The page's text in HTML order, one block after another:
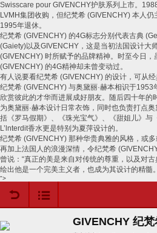
Swisscare pour GIVENCHY护肤系列上市。
LVMH集团收购，但纪梵希 (GIVENCHY) 本人仍
1995年退休。
纪梵希 (GIVENCHY) 的4G标志分别代表古典
(Gaiety)以及GIVENCHY ，这是当初法国设计大
(GIVENCHY) 时所赋予的品牌精神。时至今日
(GIVENCHY) 的4G精神却未曾变动过。
有人说要看纪梵希 (GIVENCHY) 的设计，可从
纪梵希 (GIVENCHY) 与奥黛丽·赫本相识于1953
欣赏彼此的才华而进展成好朋友。随后四十年的
为奥黛丽·赫本设计日常衣饰，同时也负责打点奥
括《罗马假期》、《珠光宝气》、《甜姐儿》与
L’lnterdit香水更是特别为夏萍设计的。
纪梵希 (GIVENCHY) 那种华贵典雅的风格，或
再加上法国人的浪漫深情，令纪梵希
曾说： “真正的美是来自对传统的尊重，以及对
绘出他是一个完美主义者，也成为其设计的精髓。
">
GIVENCHY 纪梵